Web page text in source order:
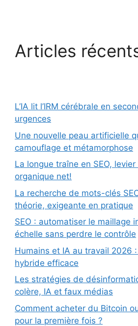
Articles
L’IA lit l’IRM cérébrale en
urgences
Une nouvelle peau artificielle
camouflage et métamorphose
La longue traîne en SEO,
organique net!
La recherche de mots-clés
théorie, exigeante en pratique
SEO : automatiser le maillage
échelle sans perdre le contrôle
Humains et IA au travail 2026
hybride efficace
Les stratégies de
colère, IA et faux médias
Comment acheter du Bitcoin
pour la première fois ?